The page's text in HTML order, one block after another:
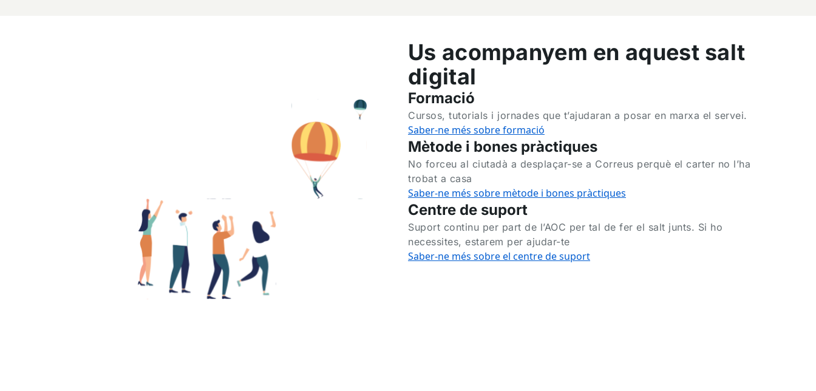
Us acompanyem en aquest salt
digital
Formació
Cursos, tutorials i jornades que t’ajudaran a posar en marxa el servei.
Saber-ne més sobre formació
Mètode i bones pràctiques
No forceu al ciutadà a desplaçar-se a Correus perquè el carter no l’ha
trobat a casa
Saber-ne més sobre mètode i bones pràctiques
Centre de suport
Suport continu per part de l’AOC per tal de fer el salt junts. Si ho
necessites, estarem per ajudar-te
Saber-ne més sobre el centre de suport